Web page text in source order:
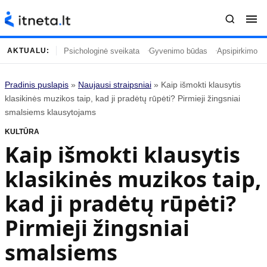
Turinys
Naujausi straipsniai
Gyvenimas
Įdomybės
Mada
Namai ir interjeras
Temos
Technologijos
Gyvenimo būdas
Tėvai ir vaikai
Populiaru
AKTUALU: Psichologinė sveikata Gyvenimo būdas Apsipirkimo
Pradinis puslapis » Naujausi straipsniai » Kaip išmokti klausytis
klasikinės muzikos taip, kad ji pradėtų rūpėti? Pirmieji žingsniai
smalsiems klausytojams
KULTŪRA
Kaip išmokti klausytis
klasikinės muzikos taip,
kad ji pradėtų rūpėti?
Pirmieji žingsniai
smalsiems